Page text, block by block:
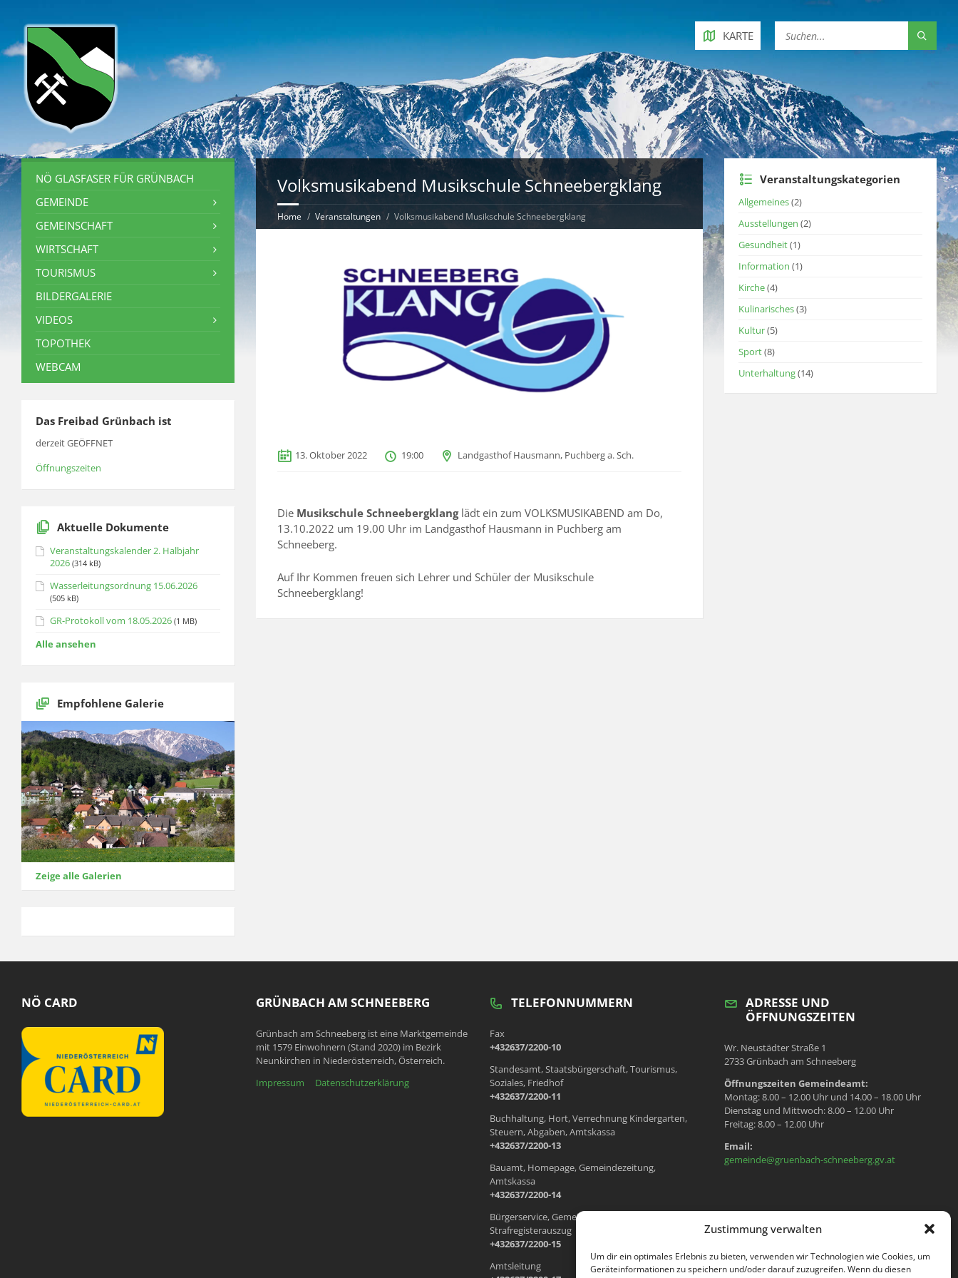
Zustimmung verwalten
Um dir ein optimales Erlebnis zu bieten, verwenden wir Technologien wie Cookies, um
Geräteinformationen zu speichern und/oder darauf zuzugreifen. Wenn du diesen
KARTE
Volksmusikabend Musikschule Schneebergklang
Home Veranstaltungen Volksmusikabend Musikschule Schneebergklang
13. Oktober 2022 19:00 Landgasthof Hausmann, Puchberg a. Sch.
Die Musikschule Schneebergklanglädt ein zum VOLKSMUSIKABEND am Do,
13.10.2022 um 19.00 Uhr im Landgasthof Hausmann in Puchberg am
Schneeberg.
Auf Ihr Kommen freuen sich Lehrer und Schüler der Musikschule
Schneebergklang!
NÖ GLASFASER FÜR GRÜNBACH
GEMEINDE
GEMEINSCHAFT
WIRTSCHAFT
TOURISMUS
BILDERGALERIE
VIDEOS
TOPOTHEK
WEBCAM
Das Freibad Grünbach ist
derzeit GEÖFFNET
Öffnungszeiten
Aktuelle Dokumente
Veranstaltungskalender 2. Halbjahr
2026 (314 kB)
Wasserleitungsordnung 15.06.2026
(505 kB)
GR-Protokoll vom 18.05.2026 (1 MB)
Alle ansehen
Empfohlene Galerie
Zeige alle Galerien
Veranstaltungskategorien
Allgemeines(2)
Ausstellungen (2)
Gesundheit(1)
Information (1)
Kirche(4)
Kulinarisches(3)
Kultur(5)
Sport(8)
Unterhaltung(14)
NÖ CARD GRÜNBACH AM SCHNEEBERG
Grünbach am Schneeberg ist eine Marktgemeinde
mit 1579 Einwohnern (Stand 2020) im Bezirk
Neunkirchen in Niederösterreich, Österreich.
Impressum
Datenschutzerklärung
TELEFONNUMMERN
Fax
+432637/2200-10
Standesamt, Staatsbürgerschaft, Tourismus,
Soziales, Friedhof
+432637/2200-11
Buchhaltung, Hort, Verrechnung Kindergarten,
Steuern, Abgaben, Amtskassa
+432637/2200-13
Bauamt, Homepage, Gemeindezeitung,
Amtskassa
+432637/2200-14
Bürgerservice, Gemeindewohnungen, Meldeamt,
Strafregisterauszug
+432637/2200-15
Amtsleitung
ADRESSE UND
ÖFFNUNGSZEITEN
Wr. Neustädter Straße 1
2733 Grünbach am Schneeberg
Öffnungszeiten Gemeindeamt:
Montag: 8.00 – 12.00 Uhr und 14.00 – 18.00 Uhr
Dienstag und Mittwoch: 8.00 – 12.00 Uhr
Freitag: 8.00 – 12.00 Uhr
Email:
gemeinde@gruenbach-schneeberg.gv.at